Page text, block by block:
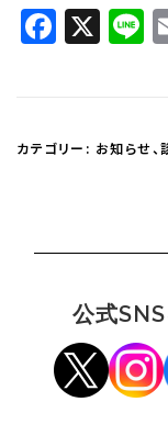
X
カテゴリー: お知らせ、
公式